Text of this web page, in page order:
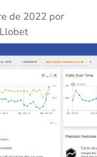
de 2022 por